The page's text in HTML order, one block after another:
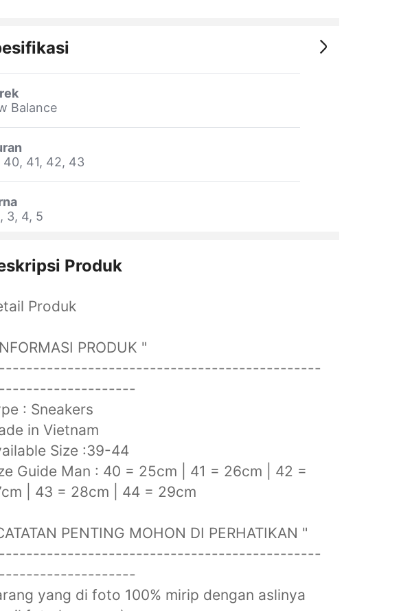
Balance
40, 41, 42, 43
3, 4, 5
Produk
Produk
PRODUK "
: Sneakers
in Vietnam
Size :39-44
Guide Man : 40 = 25cm | 41 = 26cm | 42 =
| 43 = 28cm | 44 = 29cm
PENTING MOHON DI PERHATIKAN "
yang di foto 100% mirip dengan aslinya